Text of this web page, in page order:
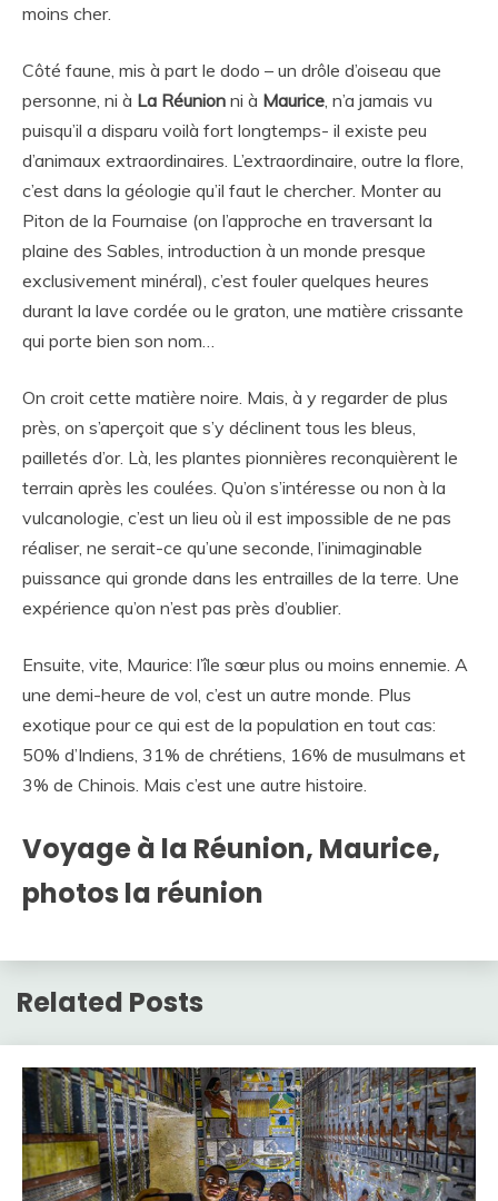
moins cher.
Côté faune, mis à part le dodo – un drôle d’oiseau que
personne, ni à La Réunion ni à Maurice , n’a jamais vu
puisqu’il a disparu voilà fort longtemps- il existe peu
d’animaux extraordinaires. L’extraordinaire, outre la flore,
c’est dans la géologie qu’il faut le chercher. Monter au
Piton de la Fournaise (on l’approche en traversant la
plaine des Sables, introduction à un monde presque
exclusivement minéral), c’est fouler quelques heures
durant la lave cordée ou le graton, une matière crissante
qui porte bien son nom…
On croit cette matière noire. Mais, à y regarder de plus
près, on s’aperçoit que s’y déclinent tous les bleus,
pailletés d’or. Là, les plantes pionnières reconquièrent le
terrain après les coulées. Qu’on s’intéresse ou non à la
vulcanologie, c’est un lieu où il est impossible de ne pas
réaliser, ne serait-ce qu’une seconde, l’inimaginable
puissance qui gronde dans les entrailles de la terre. Une
expérience qu’on n’est pas près d’oublier.
Ensuite, vite, Maurice: l’île sœur plus ou moins ennemie. A
une demi-heure de vol, c’est un autre monde. Plus
exotique pour ce qui est de la population en tout cas:
50% d’Indiens, 31% de chrétiens, 16% de musulmans et
3% de Chinois. Mais c’est une autre histoire.
Voyage à la Réunion, Maurice,
photos la réunion
Related Posts